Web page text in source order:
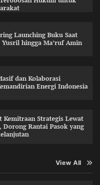
Launching Buku Saat
hingga Ma’ruf Amin
dan Kolaborasi
Energi Indonesia
Kemitraan Strategis Lewat
Dorong Rantai Pasok yang
View All